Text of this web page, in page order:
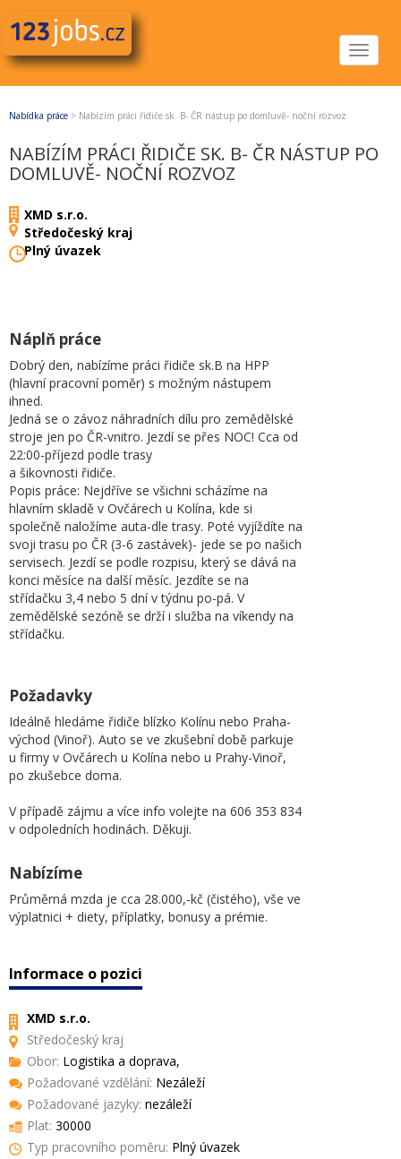
Toggle
Nabídka práce > Nabízím práci řidiče sk. B- ČR nástup po domluvě- noční rozvoz
NABÍZÍM PRÁCI ŘIDIČE SK. B- ČR NÁSTUP PO
DOMLUVĚ- NOČNÍ ROZVOZ
XMD s.r.o.
Středočeský kraj
Plný úvazek
Náplň práce
Dobrý den, nabízíme práci řidiče sk.B na HPP
(hlavní pracovní poměr) s možným nástupem
ihned.
Jedná se o závoz náhradních dílu pro zemědělské
stroje jen po ČR-vnitro. Jezdí se přes NOC! Cca od
22:00-příjezd podle trasy
a šikovnosti řidiče.
Popis práce: Nejdříve se všichni scházíme na
hlavním skladě v Ovčárech u Kolína, kde si
společně naložíme auta-dle trasy. Poté vyjíždíte na
svoji trasu po ČR (3-6 zastávek)- jede se po našich
servisech. Jezdí se podle rozpisu, který se dává na
konci měsíce na další měsíc. Jezdíte se na
střídačku 3,4 nebo 5 dní v týdnu po-pá. V
zemědělské sezóně se drží i služba na víkendy na
střídačku.
Požadavky
Ideálně hledáme řidiče blízko Kolínu nebo Praha-
východ (Vinoř). Auto se ve zkušební době parkuje
u firmy v Ovčárech u Kolína nebo u Prahy-Vinoř,
po zkušebce doma.
V případě zájmu a více info volejte na 606 353 834
v odpoledních hodinách. Děkuji.
Nabízíme
Průměrná mzda je cca 28.000,-kč (čistého), vše ve
výplatnici + diety, příplatky, bonusy a prémie.
Informace o pozici
XMD s.r.o.
Středočeský kraj
Obor: Logistika a doprava,
Požadované vzdělání: Nezáleží
Požadované jazyky: nezáleží
Plat: 30000
Typ pracovního poměru: Plný úvazek